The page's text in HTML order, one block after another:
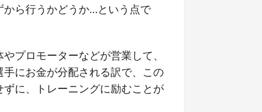
から行うかどうか…という点で
プロモーターなどが営業して、
にお金が分配される訳で、この
に、トレーニングに励むことが